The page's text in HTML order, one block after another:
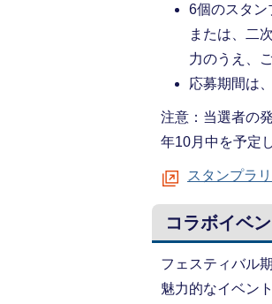
6個のスタン
または、二
力のうえ、
応募期間は
注意：当選者の
年10月中を予定
スタンプラ
コラボイベン
フェスティバル
魅力的なイベン